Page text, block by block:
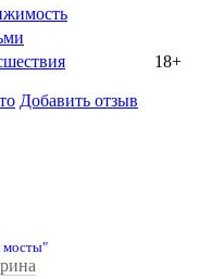
18+
Добавить отзыв
мосты"